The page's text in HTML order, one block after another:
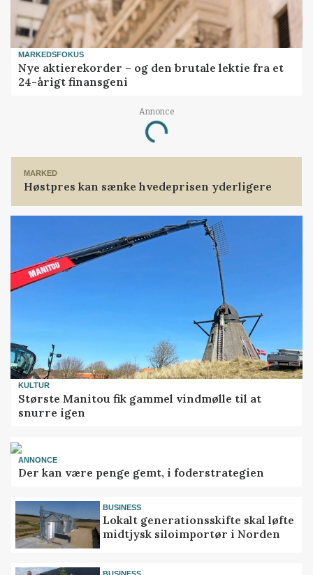
MARKEDSFOKUS
Nye aktierekorder – og den brutale lektie fra et
24-årigt finansgeni
Annonce
Loading...
MARKED
Høstpres kan sænke hvedeprisen yderligere
KULTUR
Største Manitou fik gammel vindmølle til at
snurre igen
ANNONCE
Der kan være penge gemt, i foderstrategien
BUSINESS
Lokalt generationsskifte skal løfte
midtjysk siloimportør i Norden